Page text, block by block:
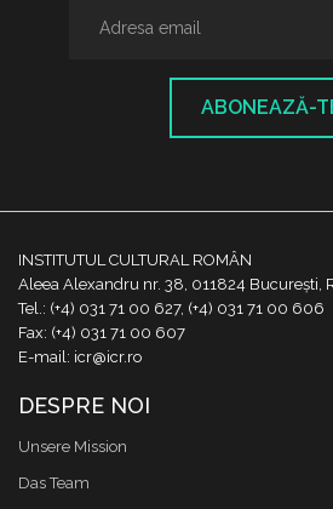
ABONEAZĂ-
INSTITUTUL CULTURAL ROMÂN
Aleea Alexandru nr. 38, 011824 București,
Tel.: (+4) 031 71 00 627, (+4) 031 71 00 606
Fax: (+4) 031 71 00 607
E-mail: icr@icr.ro
DESPRE NOI
Unsere Mission
Das Team